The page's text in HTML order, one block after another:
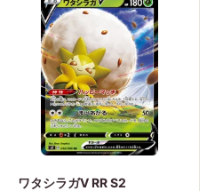
ワタシラガV RR S2